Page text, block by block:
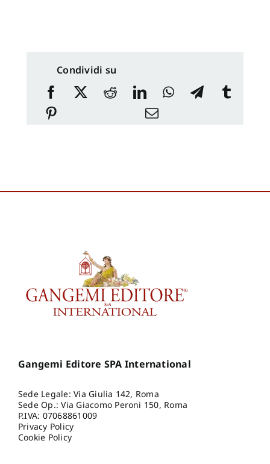
Condividi su
Gangemi Editore SPA International
Sede Legale: Via Giulia 142, Roma
Sede Op.: Via Giacomo Peroni 150, Roma
P.IVA: 07068861009
Privacy Policy
Cookie Policy